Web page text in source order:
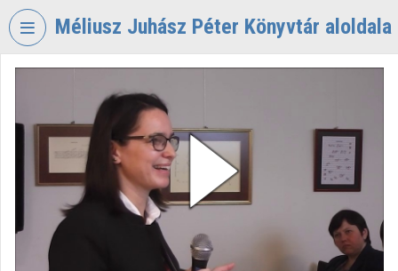
Skip header
Méliusz Juhász Péter Könyvtár aloldala
MÉLIUSZ
PÉTER
KÖNYVTÁR
Organization home
Log In